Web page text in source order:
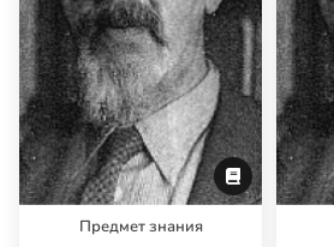
Предмет знания